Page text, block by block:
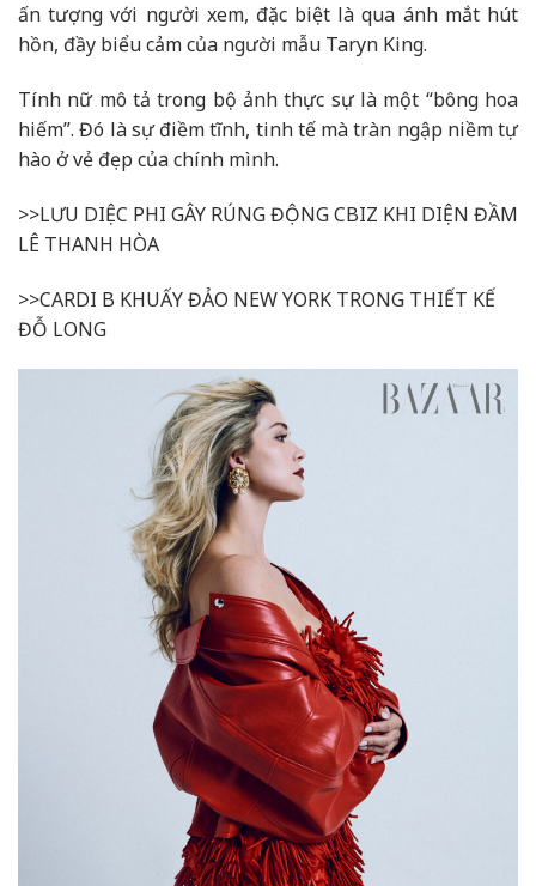
ấn tượng với người xem, đặc biệt là qua ánh mắt hút
hồn, đầy biểu cảm của người mẫu Taryn King.
Tính nữ mô tả trong bộ ảnh thực sự là một “bông hoa
hiếm”. Đó là sự điềm tĩnh, tinh tế mà tràn ngập niềm tự
hào ở vẻ đẹp của chính mình.
>>LƯU DIỆC PHI GÂY RÚNG ĐỘNG CBIZ KHI DIỆN ĐẦM
LÊ THANH HÒA
>>CARDI B KHUẤY ĐẢO NEW YORK TRONG THIẾT KẾ
ĐỖ LONG